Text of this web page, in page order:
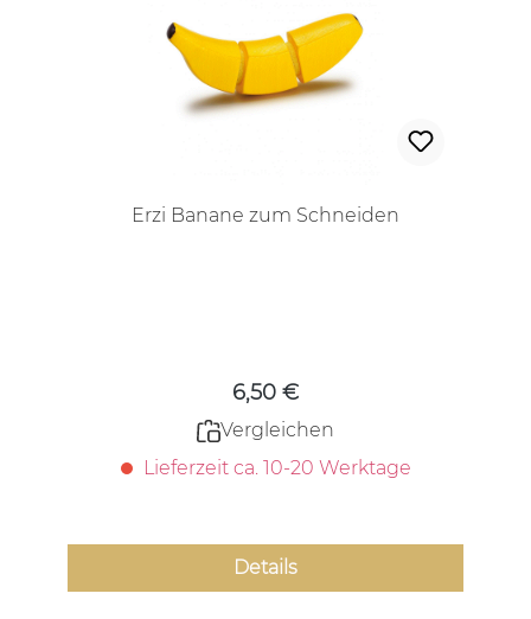
Erzi Banane zum Schneiden
6,50 €
Vergleichen
Lieferzeit ca. 10-20 Werktage
Details